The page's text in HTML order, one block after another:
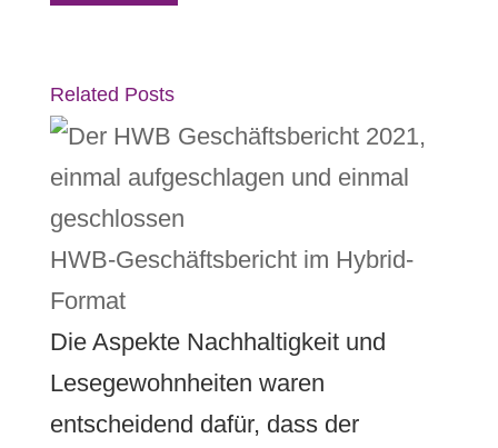
Related Posts
HWB-Geschäftsbericht im Hybrid-
Format
Die Aspekte Nachhaltigkeit und
Lesegewohnheiten waren
entscheidend dafür, dass der